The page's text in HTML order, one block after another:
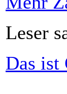
Leser
Das ist